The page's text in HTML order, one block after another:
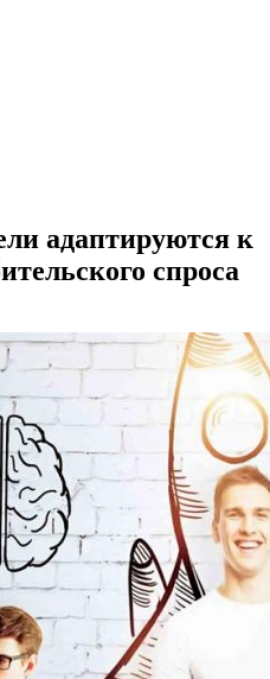
адаптируются к
спроса